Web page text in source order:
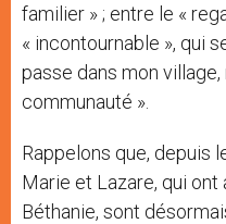
familier » ; entre le «
« incontournable », qui
passe dans mon
communauté ».
Rappelons que, depuis
Marie et Lazare, qui
Béthanie, sont